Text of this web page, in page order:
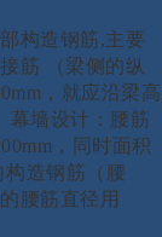
构造钢筋,主要
筋 （梁侧的纵
，就应沿梁高
幕墙设计： 腰筋
，同时面积
造钢筋（腰
腰筋直径用